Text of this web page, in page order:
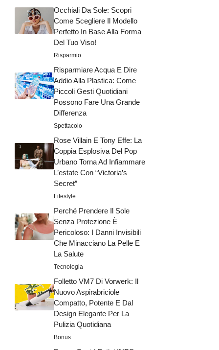
Occhiali Da Sole: Scopri
Come Scegliere Il Modello
Perfetto In Base Alla Forma
Del Tuo Viso!
Risparmio
Risparmiare Acqua E Dire
Addio Alla Plastica: Come
Piccoli Gesti Quotidiani
Possono Fare Una Grande
Differenza
Spettacolo
Rose Villain E Tony Effe: La
Coppia Esplosiva Del Pop
Urbano Torna Ad Infiammare
L’estate Con “Victoria’s
Secret”
Lifestyle
Perché Prendere Il Sole
Senza Protezione È
Pericoloso: I Danni Invisibili
Che Minacciano La Pelle E
La Salute
Tecnologia
Folletto VM7 Di Vorwerk: Il
Nuovo Aspirabriciole
Compatto, Potente E Dal
Design Elegante Per La
Pulizia Quotidiana
Bonus